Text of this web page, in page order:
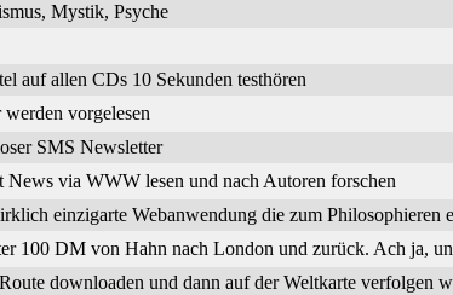
Mystik, Psyche
auf allen CDs 10 Sekunden testhören
werden vorgelesen
SMS Newsletter
News via WWW lesen und nach Autoren forschen
einzigarte Webanwendung die zum Philosophieren
100 DM von Hahn nach London und zurück. Ach ja,
downloaden und dann auf der Weltkarte verfolgen